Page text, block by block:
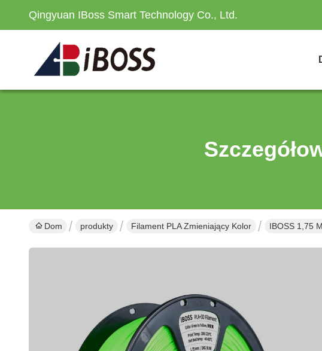
Qingyuan IBoss Smart Technology Co., Ltd.
Dom produkty Filament PLA Zmieniający Kolor IBOSS 1,75